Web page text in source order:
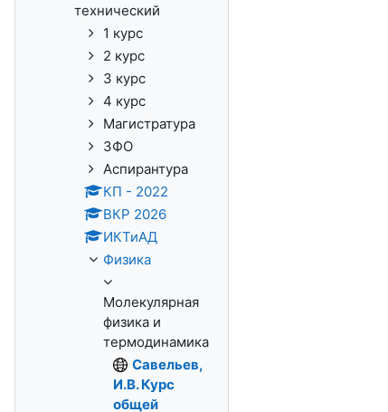
технический
1 курс
2 курс
3 курс
4 курс
Магистратура
ЗФО
Аспирантура
КП - 2022
ВКР 2026
ИКТиАД
Физика
Молекулярная
физика и
термодинамика
Савельев,
И.В. Курс
общей